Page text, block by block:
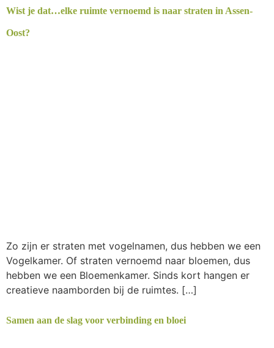
Wist je dat…elke ruimte vernoemd is naar straten in Assen-
Oost?
Zo zijn er straten met vogelnamen, dus hebben we een
Vogelkamer. Of straten vernoemd naar bloemen, dus
hebben we een Bloemenkamer. Sinds kort hangen er
creatieve naamborden bij de ruimtes. […]
Samen aan de slag voor verbinding en bloei